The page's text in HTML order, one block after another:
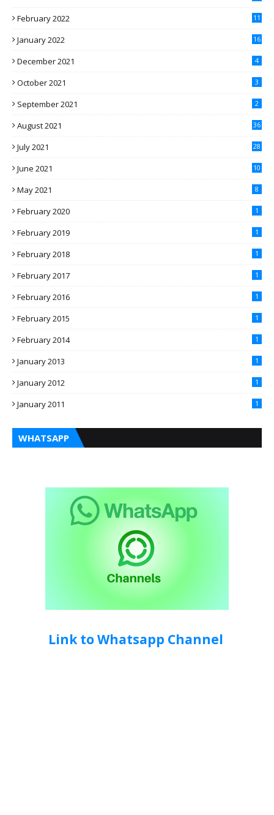
February 2022 11
January 2022 16
December 2021 4
October 2021 3
September 2021 2
August 2021 36
July 2021 28
June 2021 10
May 2021 8
February 2020 1
February 2019 1
February 2018 1
February 2017 1
February 2016 1
February 2015 1
February 2014 1
January 2013 1
January 2012 1
January 2011 1
WHATSAPP
Link to Whatsapp Channel